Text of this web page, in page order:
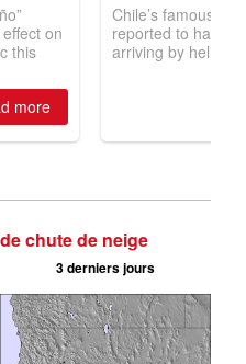
chute de neige
3 derniers jours